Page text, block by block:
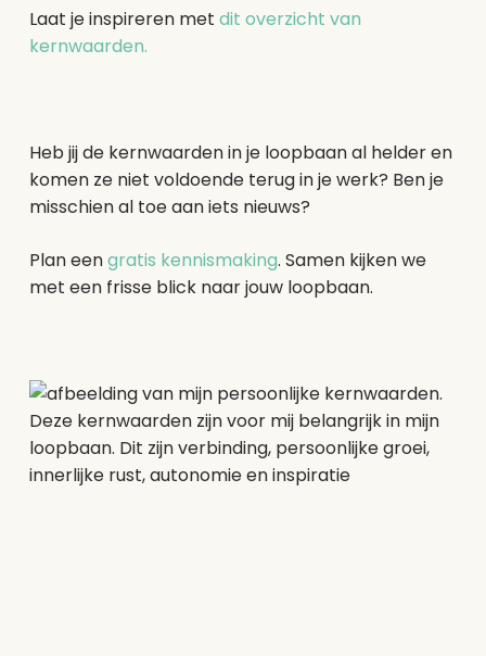
Laat je inspireren met dit overzicht van
kernwaarden.
Heb jij de kernwaarden in je loopbaan al helder en
komen ze niet voldoende terug in je werk? Ben je
misschien al toe aan iets nieuws?
Plan eengratis kennismaking. Samen kijken we
met een frisse blick naar jouw loopbaan.